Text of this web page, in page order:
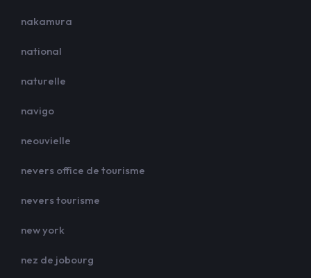
nakamura
national
naturelle
navigo
neouvielle
nevers office de tourisme
nevers tourisme
new york
nez de jobourg